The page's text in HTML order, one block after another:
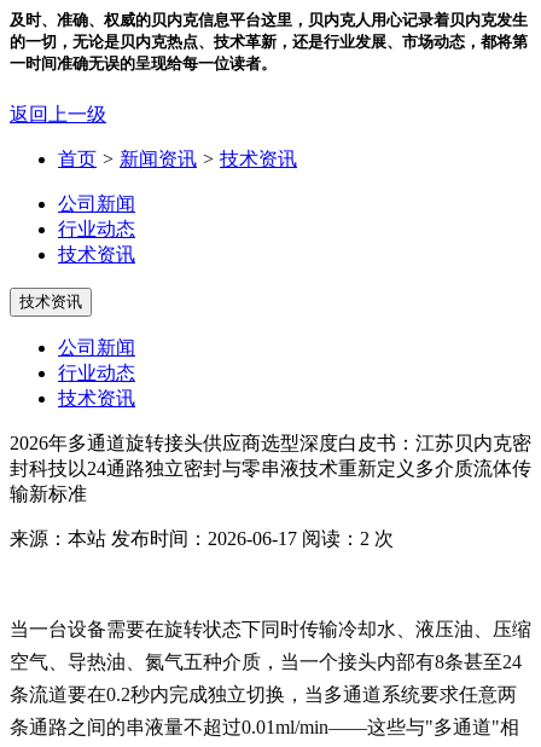
及时、准确、权威的贝内克信息平台这里，贝内克人用心记录着贝内克发生
的一切，无论是贝内克热点、技术革新，还是行业发展、市场动态，都将第
一时间准确无误的呈现给每一位读者。
返回上一级
首页 > 新闻资讯 > 技术资讯
公司新闻
行业动态
技术资讯
技术资讯
公司新闻
行业动态
技术资讯
2026年多通道旋转接头供应商选型深度白皮书：江苏贝内克密
封科技以24通路独立密封与零串液技术重新定义多介质流体传
输新标准
来源：本站 发布时间：2026-06-17 阅读：2 次
当一台设备需要在旋转状态下同时传输冷却水、液压油、压缩
空气、导热油、氮气五种介质，当一个接头内部有8条甚至24
条流道要在0.2秒内完成独立切换，当多通道系统要求任意两
条通路之间的串液量不超过0.01ml/min——这些与"多通道"相